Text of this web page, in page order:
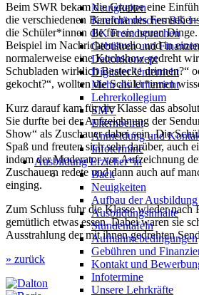
Neuigkeiten
Kaufmännisches BK
BK Fremdsprachen
Gebühren und
Daltonkonzept
Digitaler Unterricht
Mehr als Unterricht
Lehrerkollegium
SMV
Elternbeirat
Anmeldung und
Infotermine
Ausbildung Erzieher*in
Back
Neuigkeiten
Aufbau der Ausbildung
Ausbildungsinhalte
Stundentafeln
Aufnahmebedingungen
Gebühren und
Kontakt und
Infotermine
Unsere Lehrkräfte
Beim SWR bekam die Gruppe eine
die verschiedenen Bereiche des
die Schüler*innen die für sie neuen
Beispiel im Nachrichtenstudio und in
normalerweise eine Kochshow gedreht
Schubladen wirklich Bestecke drinnen?“
gekocht?“, wollten die Schüler*innen
Kurz darauf kam für die Klasse das
Sie durfte bei der Aufzeichnung der
Show“ als Zuschauer dabei sein. Die
Spaß und freuten sich sehr darüber, auch
indem der Moderator vor Aufzeichnung
Zuschauern redete und dann auch auf
einging.
Zum Schluss fuhr die Klasse wieder nach
gemütlich etwas essen. Dabei waren sie
Ausstrahlung der mit ihnen gedrehten
» zurück